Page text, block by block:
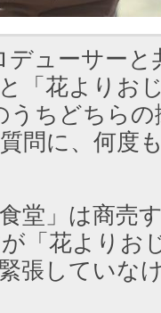
デューサー
「花よりお
うちどちら
問に、何度
堂」は商売
「花よりお
張していな